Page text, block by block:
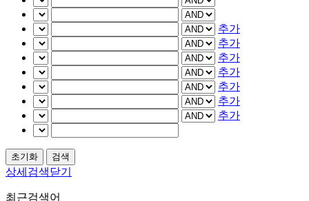
추가
추가
추가
추가
추가
추가
추가
상세검색닫기
최근검색어